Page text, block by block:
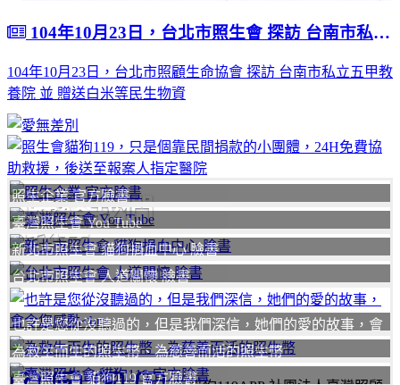
104年10月23日，台北市照生會 探訪 台南市私立五甲教養院
104年10月23日，台北市照顧生命協會 探訪 台南市私立五甲教
養院 並 贈送白米等民生物資
聯絡我們
我要
照生企業 官方臉書
臺灣照生會 You Tube
新北市照生會 貓狗捐血中心 臉書
台北市照生會 人道關懷 臉書
也許是您從沒聽過的，但是我們深信，她們的愛的故事，會
令您感動
為救生而生的照生幣、為慈善而活的照生幣
臺灣照生會 貓狗119 官方臉書